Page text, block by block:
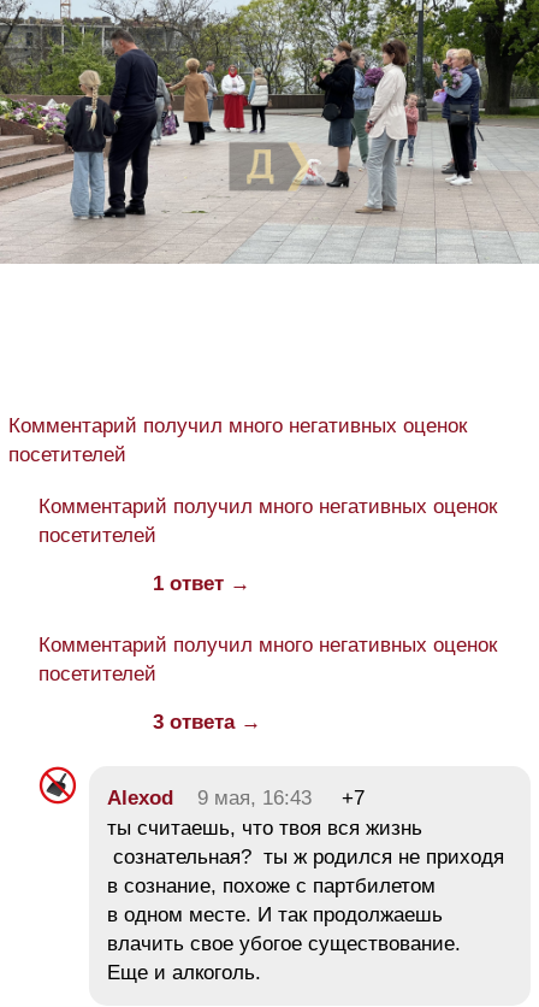
Комментарий получил много негативных оценок
посетителей
Комментарий получил много негативных оценок
посетителей
1 ответ →
Комментарий получил много негативных оценок
посетителей
3 ответа →
Alexod 9 мая, 16:43
+7
ты считаешь, что твоя вся жизнь
сознательная? ты ж родился не приходя
в сознание, похоже с партбилетом
в одном месте. И так продолжаешь
влачить свое убогое существование.
Еще и алкоголь.